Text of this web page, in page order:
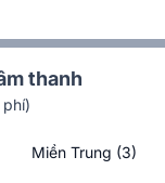
thanh
Miền Trung (3)